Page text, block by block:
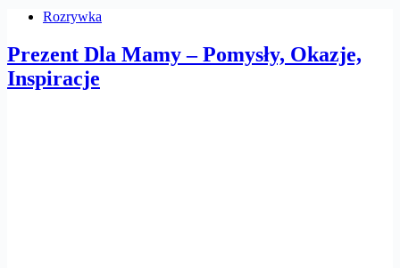
Rozrywka
Prezent Dla Mamy – Pomysły, Okazje,
Inspiracje